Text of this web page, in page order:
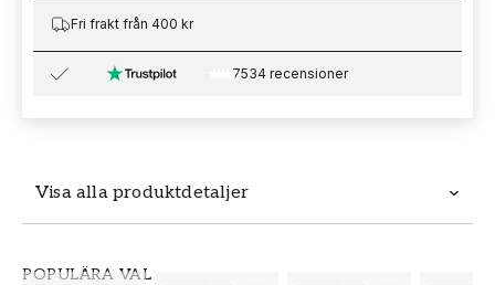
Visa alla produktdetaljer
POPULÄRA VAL
Fri frakt från 400 kr
7534 recensioner